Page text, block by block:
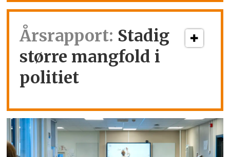
Årsrapport: Stadig
større mangfold i
politiet